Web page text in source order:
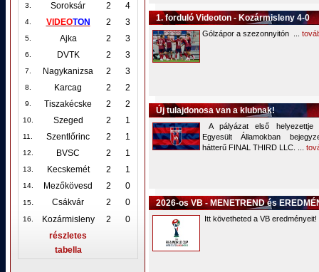
3. Soroksár 2 4
4. VIDEOTON 2 3
5. Ajka 2 3
6. DVTK 2 3
7. Nagykanizsa 2 3
8. Karcag 2 2
9. Tiszakécske 2 2
10. Szeged 2 1
11. Szentlőrinc 2 1
12. BVSC 2 1
13. Kecskemét 2 1
14. Mezőkövesd 2 0
15. Csákvár 2 0
16. Kozármisleny 2
0
részletes
tabella
1. forduló Videoton - Kozármisleny 4-0
Gólzápor a szezonnyitón ...
Új tulajdonosa van a klubnak!
A pályázat első helyezettje
Egyesült Államokban
hátterű FINAL THIRD LLC. ...
2026-os VB - MENETREND és
Itt követheted a VB